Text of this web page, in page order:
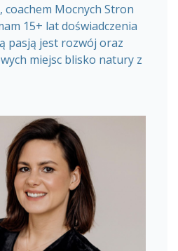
coachem Mocnych Stron
15+ lat doświadczenia
pasją jest rozwój oraz
miejsc blisko natury z